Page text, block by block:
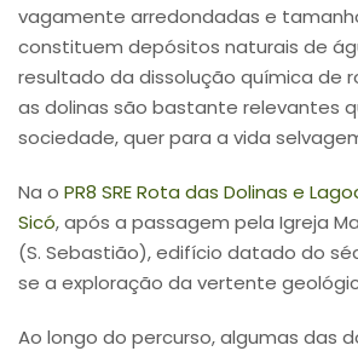
vagamente arredondadas e
constituem depósitos naturais de
resultado da dissolução química de
as dolinas são bastante relevantes
sociedade, quer para a vida
Na o PR8 SRE Rota das Dolinas e
Sicó, após a passagem pela Igreja
(S. Sebastião), edifício datado do
se a exploração da vertente
Ao longo do percurso, algumas das